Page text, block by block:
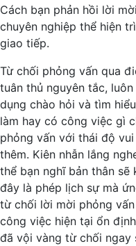
Cách bạn phản hồi lời
chuyên nghiệp thể hiện
giao tiếp.
Từ chối phỏng vấn qua
tuân thủ nguyên tắc,
dụng chào hỏi và tìm
làm hay có công việc gì
phỏng vấn với thái độ
thêm. Kiên nhẫn lắng
thể bạn nghĩ bản thân sẽ
đây là phép lịch sự mà
từ chối lời mời phỏng
công việc hiện tại ổn
đã vội vàng từ chối ngay